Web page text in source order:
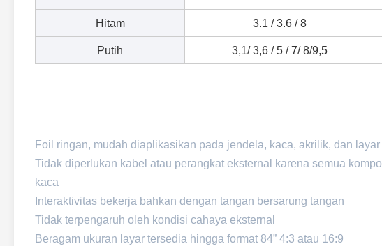
Hitam 3.1 / 3.6 / 8
Putih 3,1/ 3,6 / 5 / 7/ 8/9,5
Foil ringan, mudah diaplikasikan pada jendela, kaca, akrilik, dan
Tidak diperlukan kabel atau perangkat eksternal karena semua
kaca
Interaktivitas bekerja bahkan dengan tangan bersarung tangan
Tidak terpengaruh oleh kondisi cahaya eksternal
Beragam ukuran layar tersedia hingga format 84” 4:3 atau 16:9